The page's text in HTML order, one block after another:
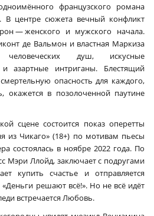
французского романа
центре сюжета вечный конфликт
— женского и мужского начала.
де Вальмон и властная Маркиза
душ, искусные
азартные интриганы. Блестящий
опасность для каждого,
окажется в позолоченной паутине
сцене состоится показ оперетты
из Чикаго» (18+) по мотивам пьесы
состоялась в ноябре 2022 года. По
Мэри Ллойд, заключает с подругами
купить счастье и отправляется
«Деньги решают всё!». Но не всё идёт
встречается Любовь.